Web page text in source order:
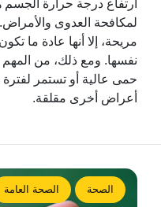
ارتفاع درجة حرارة الجسم
لمكافحة العدوى
مريحة، إلا أنها عادة ما
نفسها. ومع ذلك، من
حمى عالية أو تستمر لفترة
أعراض أخرى مقلقة.
الصحة الصحة العامة